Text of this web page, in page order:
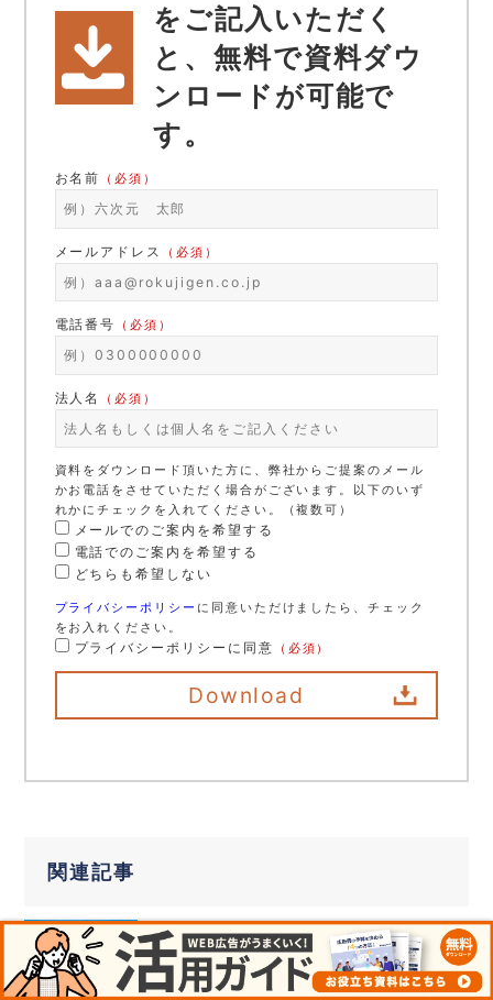
をご記入いただく
と、無料で資料ダウ
ンロードが可能で
す。
お名前 （必須）
メールアドレス （必須）
電話番号 （必須）
法人名 （必須）
資料をダウンロード頂いた方に、弊社からご提案のメール
かお電話をさせていただく場合がございます。以下のいず
れかにチェックを入れてください。（複数可）
メールでのご案内を希望する
電話でのご案内を希望する
どちらも希望しない
プライバシーポリシー に同意いただけましたら、チェック
をお入れください。
プライバシーポリシーに同意 （必須）
関連記事
【最新】Twitter広告の種類と活用方法
まとめ
Twitter広告はリブランディングを経て広告の種
類が再編成されました。2021年に新しくなった